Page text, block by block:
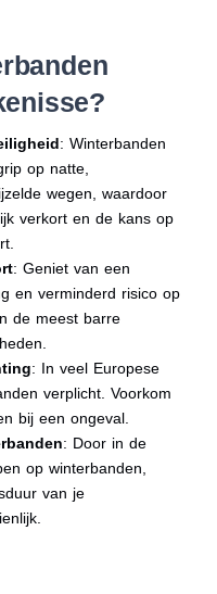
: Winterbanden
op natte,
wegen, waardoor
verkort en de kans op
: Geniet van een
en verminderd risico op
de meest barre
: In veel Europese
verplicht. Voorkom
bij een ongeval.
: Door in de
op winterbanden,
van je